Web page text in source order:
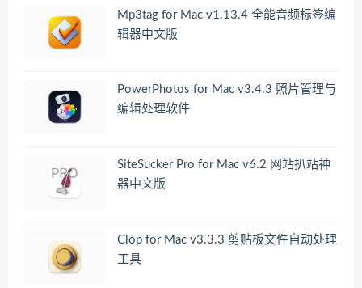
Mp3tag for Mac v1.13.4 全能音频标签编
辑器中文版
PowerPhotos for Mac v3.4.3 照片管理与
编辑处理软件
SiteSucker Pro for Mac v6.2 网站扒站神
器中文版
Clop for Mac v3.3.3 剪贴板文件自动处理
工具